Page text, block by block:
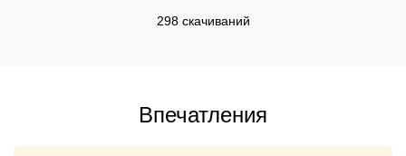
298 скачиваний
Впечатления